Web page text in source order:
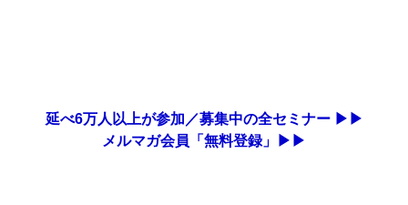
延べ6万人以上が参加／募集中の全セミナー ▶▶
メルマガ会員「無料登録」▶▶